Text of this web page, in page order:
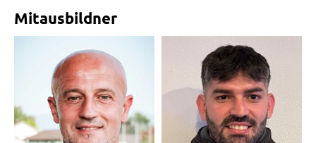
Mitausbildner